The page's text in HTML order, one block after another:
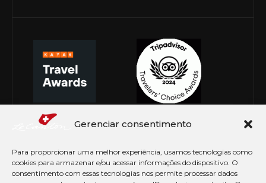
Gerenciar consentimento
Para proporcionar uma melhor experiência, usamos tecnologias como
cookies para armazenar e/ou acessar informações do dispositivo. O
consentimento com essas tecnologias nos permite processar dados